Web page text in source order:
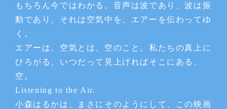
もちろん今ではわかる。音声は波であり、波は振
動であり、それは空気中を、エアーを伝わってゆ
く。
エアーは、空気とは、空のこと。私たちの真上に
ひろがる、いつだって見上げればそこにある、
空。
Listening to the Air.
小森はるかは、まさにそのようにして、この映画